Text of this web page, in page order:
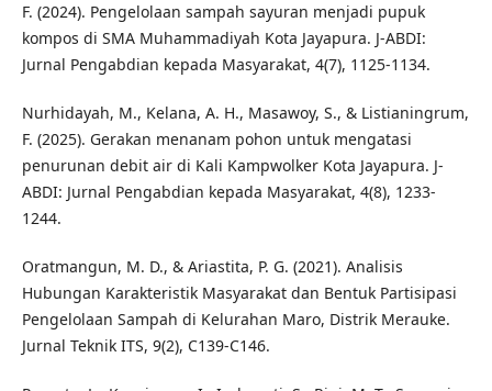
F. (2024). Pengelolaan sampah sayuran menjadi pupuk
kompos di SMA Muhammadiyah Kota Jayapura. J-ABDI:
Jurnal Pengabdian kepada Masyarakat, 4(7), 1125-1134.
Nurhidayah, M., Kelana, A. H., Masawoy, S., & Listianingrum,
F. (2025). Gerakan menanam pohon untuk mengatasi
penurunan debit air di Kali Kampwolker Kota Jayapura. J-
ABDI: Jurnal Pengabdian kepada Masyarakat, 4(8), 1233-
1244.
Oratmangun, M. D., & Ariastita, P. G. (2021). Analisis
Hubungan Karakteristik Masyarakat dan Bentuk Partisipasi
Pengelolaan Sampah di Kelurahan Maro, Distrik Merauke.
Jurnal Teknik ITS, 9(2), C139-C146.